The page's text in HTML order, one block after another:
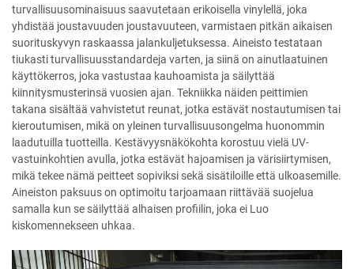
turvallisuusominaisuus saavutetaan erikoisella vinylellä, joka
yhdistää joustavuuden joustavuuteen, varmistaen pitkän aikaisen
suorituskyvyn raskaassa jalankuljetuksessa. Aineisto testataan
tiukasti turvallisuusstandardeja varten, ja siinä on ainutlaatuinen
käyttökerros, joka vastustaa kauhoamista ja säilyttää
kiinnitysmusterinsä vuosien ajan. Tekniikka näiden peittimien
takana sisältää vahvistetut reunat, jotka estävät nostautumisen tai
kieroutumisen, mikä on yleinen turvallisuusongelma huonommin
laadutuilla tuotteilla. Kestävyysnäkökohta korostuu vielä UV-
vastuinkohtien avulla, jotka estävät hajoamisen ja värisiirtymisen,
mikä tekee nämä peitteet sopiviksi sekä sisätiloille että ulkoasemille.
Aineiston paksuus on optimoitu tarjoamaan riittävää suojelua
samalla kun se säilyttää alhaisen profiilin, joka ei Luo
kiskomennekseen uhkaa.